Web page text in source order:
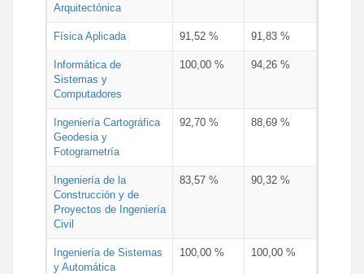
Arquitectónica
Física Aplicada 91,52 % 91,83 %
Informática de
Sistemas y
Computadores
100,00 % 94,26 %
Ingeniería Cartográfica
Geodesia y
Fotogrametría
92,70 % 88,69 %
Ingeniería de la
Construcción y de
Proyectos de Ingeniería
Civil
83,57 % 90,32 %
Ingeniería de Sistemas
y Automática
100,00 % 100,00 %